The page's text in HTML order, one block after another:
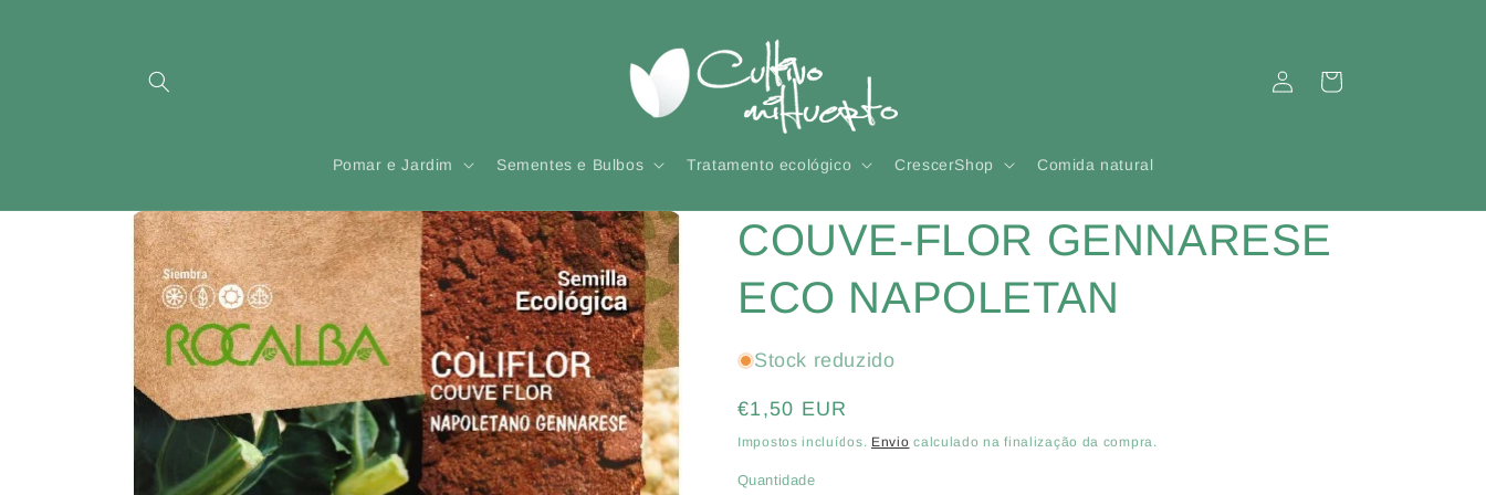
Pomar e Jardim Sementes e Bulbos Tratamento ecológico CrescerShop Comida natural
sessão
Carrinho
a
informação
do produto
COUVE-FLOR GENNARESE
ECO NAPOLETAN
Stock reduzido
Preço
normal
€1,50 EUR
Impostos incluídos. Envio calculado na finalização da compra.
Quantidade
Quantidade